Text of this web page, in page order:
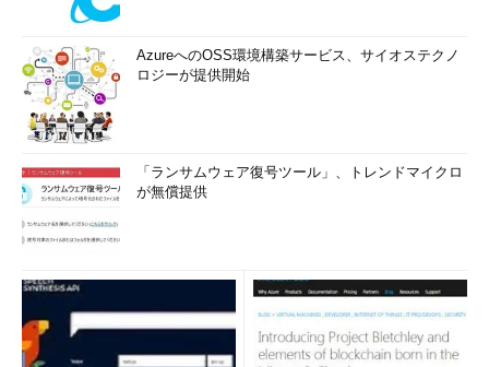
AzureへのOSS環境構築サービス、サイオステクノ
ロジーが提供開始
「ランサムウェア復号ツール」、トレンドマイクロ
が無償提供